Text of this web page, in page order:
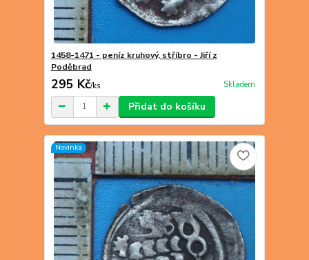
1458-1471 - peníz kruhový, stříbro - Jiří z
Poděbrad
295 Kč/ks Skladem
Přidat do košíku
Novinka